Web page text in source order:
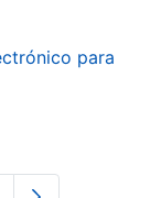
para